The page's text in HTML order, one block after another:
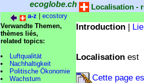
ecoglobe.ch Localisation -
a-z
ecostory
Verwandte Themen,
thèmes liés,
related topics:
Luftqualität
Nachhaltigkeit
Politische Ökonomie
Wachstum
Introduction|
Localisationest
Cette page